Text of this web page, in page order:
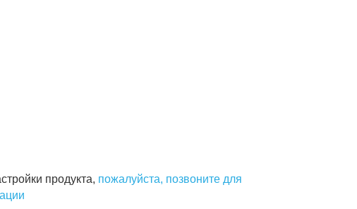
продукта, пожалуйста, позвоните для